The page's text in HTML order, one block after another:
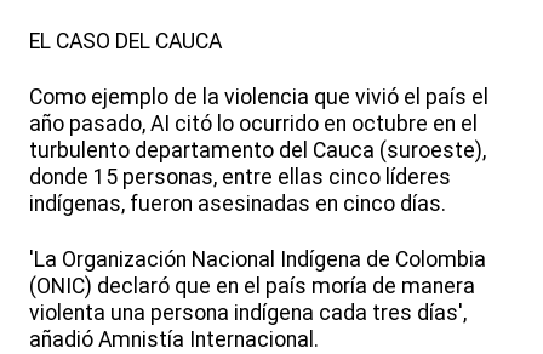
EL CASO DEL CAUCA
Como ejemplo de la violencia que vivió el país el
año pasado, AI citó lo ocurrido en octubre en el
turbulento departamento del Cauca (suroeste),
donde 15 personas, entre ellas cinco líderes
indígenas, fueron asesinadas en cinco días.
'La Organización Nacional Indígena de Colombia
(ONIC) declaró que en el país moría de manera
violenta una persona indígena cada tres días',
añadió Amnistía Internacional.